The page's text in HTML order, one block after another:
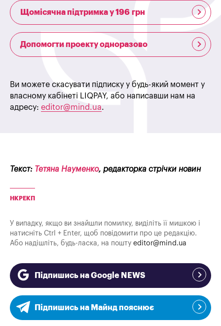
Щомісячна підтримка у 196 грн
Допомогти проекту одноразово
Ви можете скасувати підписку у будь-який момент у
власному кабінеті LIQPAY, або написавши нам на
адресу: editor@mind.ua.
Текст: Тетяна Науменко, редакторка стрічки новин
НКРЕКП
У випадку, якщо ви знайшли помилку, виділіть її мишкою і
натисніть Ctrl + Enter, щоб повідомити про це редакцію.
Або надішліть, будь-ласка, на пошту editor@mind.ua
Підпишись на Google NEWS
Підпишись на Майнд пояснює